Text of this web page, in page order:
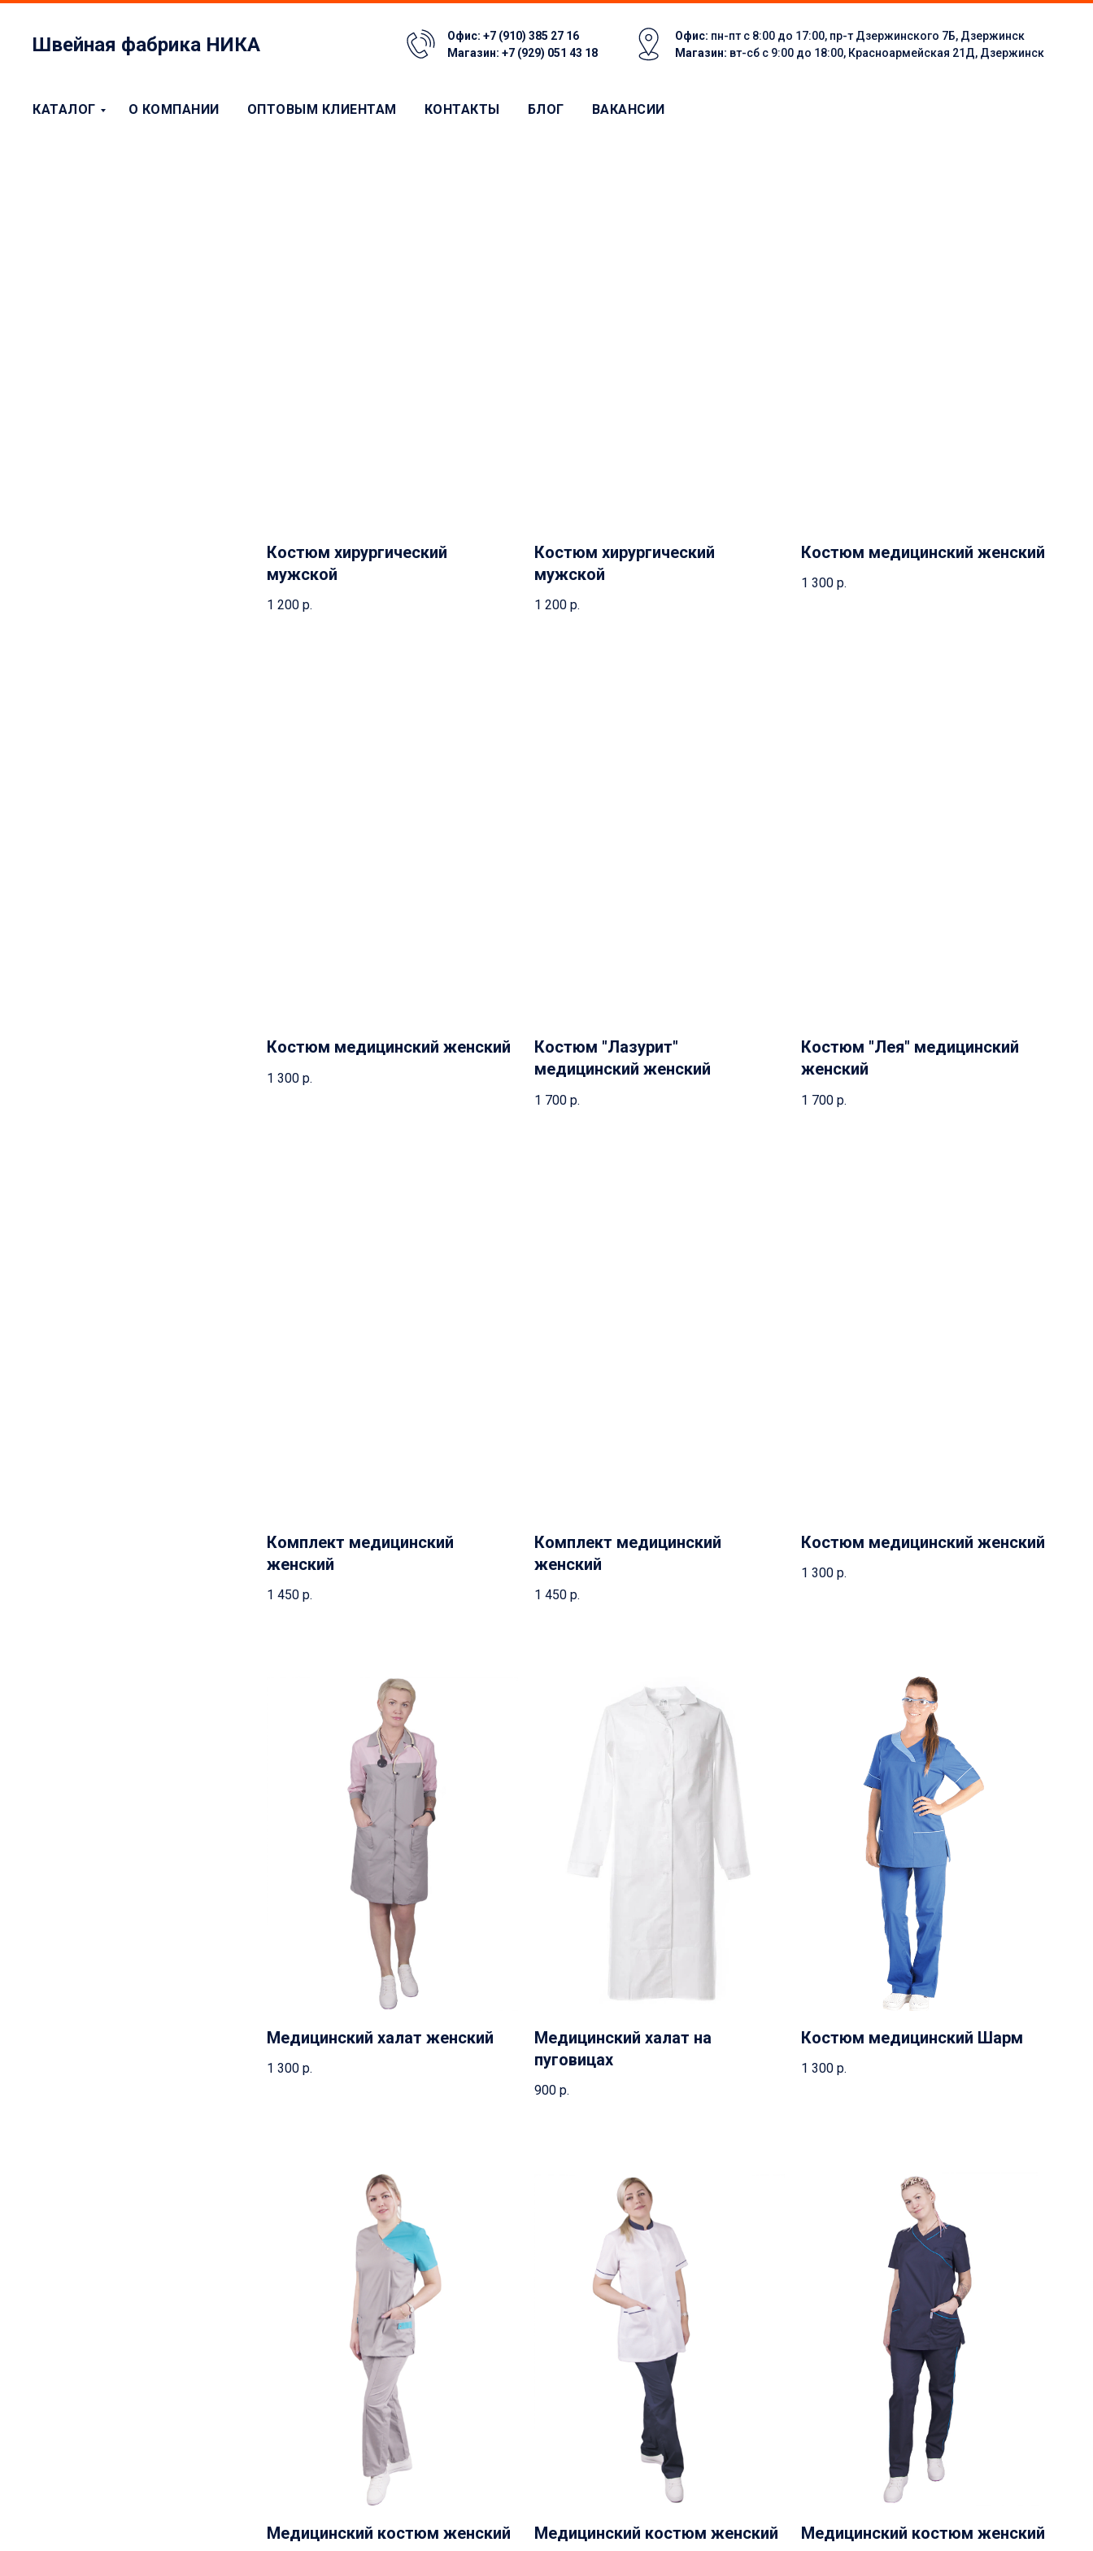
Швейная фабрика НИКА Офис: +7 (910) 385 27 16
Магазин: +7 (929) 051 43 18
Офис: пн-пт с 8:00 до 17:00, пр-т Дзержинского 7Б, Дзержинск
Магазин: вт-сб с 9:00 до 18:00, Красноармейская 21Д, Дзержинск
КАТАЛОГ О КОМПАНИИ ОПТОВЫМ КЛИЕНТАМ КОНТАКТЫ БЛОГ ВАКАНСИИ
Костюм хирургический
мужской
1 200 р.
Костюм хирургический
мужской
1 200 р.
Костюм медицинский женский
1 300 р.
Костюм медицинский женский
1 300 р.
Костюм "Лазурит"
медицинский женский
1 700 р.
Костюм "Лея" медицинский
женский
1 700 р.
Комплект медицинский
женский
1 450 р.
Комплект медицинский
женский
1 450 р.
Костюм медицинский женский
1 300 р.
Медицинский халат женский
1 300 р.
Медицинский халат на
пуговицах
900 р.
Костюм медицинский Шарм
1 300 р.
Медицинский костюм женский Медицинский костюм женский Медицинский костюм женский